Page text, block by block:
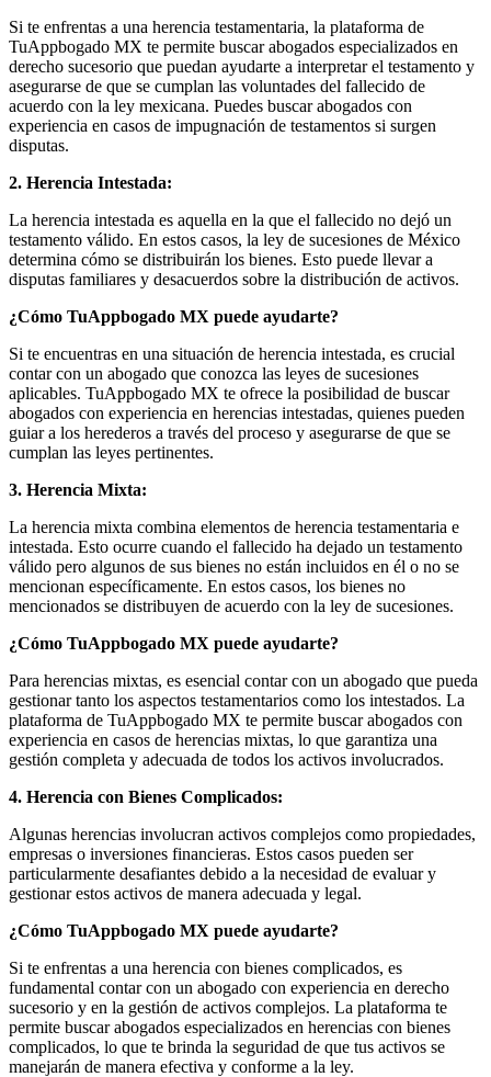
Si te enfrentas a una herencia testamentaria, la plataforma de
TuAppbogado MX te permite buscar abogados especializados en
derecho sucesorio que puedan ayudarte a interpretar el testamento y
asegurarse de que se cumplan las voluntades del fallecido de
acuerdo con la ley mexicana. Puedes buscar abogados con
experiencia en casos de impugnación de testamentos si surgen
disputas.
2. Herencia Intestada:
La herencia intestada es aquella en la que el fallecido no dejó un
testamento válido. En estos casos, la ley de sucesiones de México
determina cómo se distribuirán los bienes. Esto puede llevar a
disputas familiares y desacuerdos sobre la distribución de activos.
¿Cómo TuAppbogado MX puede ayudarte?
Si te encuentras en una situación de herencia intestada, es crucial
contar con un abogado que conozca las leyes de sucesiones
aplicables. TuAppbogado MX te ofrece la posibilidad de buscar
abogados con experiencia en herencias intestadas, quienes pueden
guiar a los herederos a través del proceso y asegurarse de que se
cumplan las leyes pertinentes.
3. Herencia Mixta:
La herencia mixta combina elementos de herencia testamentaria e
intestada. Esto ocurre cuando el fallecido ha dejado un testamento
válido pero algunos de sus bienes no están incluidos en él o no se
mencionan específicamente. En estos casos, los bienes no
mencionados se distribuyen de acuerdo con la ley de sucesiones.
¿Cómo TuAppbogado MX puede ayudarte?
Para herencias mixtas, es esencial contar con un abogado que pueda
gestionar tanto los aspectos testamentarios como los intestados. La
plataforma de TuAppbogado MX te permite buscar abogados con
experiencia en casos de herencias mixtas, lo que garantiza una
gestión completa y adecuada de todos los activos involucrados.
4. Herencia con Bienes Complicados:
Algunas herencias involucran activos complejos como propiedades,
empresas o inversiones financieras. Estos casos pueden ser
particularmente desafiantes debido a la necesidad de evaluar y
gestionar estos activos de manera adecuada y legal.
¿Cómo TuAppbogado MX puede ayudarte?
Si te enfrentas a una herencia con bienes complicados, es
fundamental contar con un abogado con experiencia en derecho
sucesorio y en la gestión de activos complejos. La plataforma te
permite buscar abogados especializados en herencias con bienes
complicados, lo que te brinda la seguridad de que tus activos se
manejarán de manera efectiva y conforme a la ley.